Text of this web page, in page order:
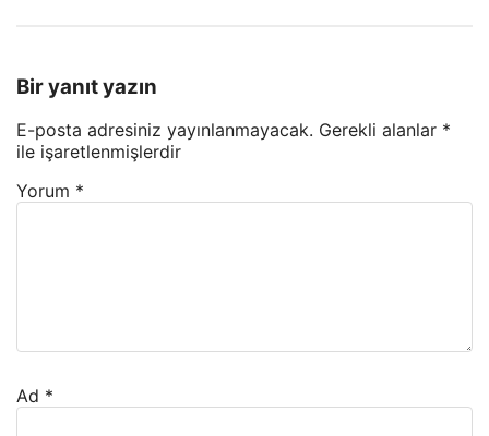
Bir yanıt yazın
E-posta adresiniz yayınlanmayacak. Gerekli alanlar *
ile işaretlenmişlerdir
Yorum *
Ad *